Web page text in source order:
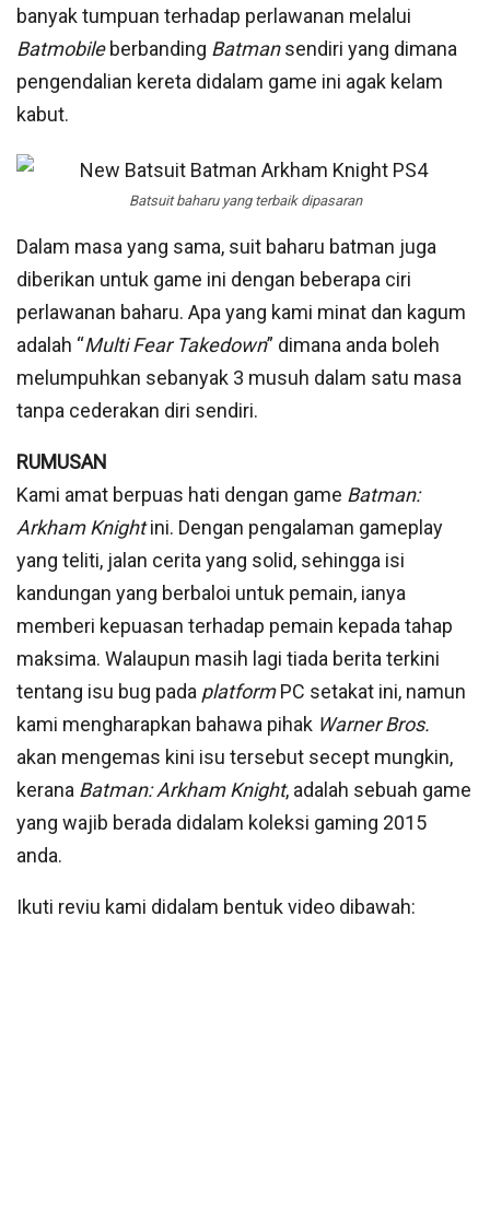
banyak tumpuan terhadap perlawanan melalui
Batmobileberbanding Batmansendiri yang dimana
pengendalian kereta didalam game ini agak kelam
kabut.
Batsuit baharu yang terbaik dipasaran
Dalam masa yang sama, suit baharu batman juga
diberikan untuk game ini dengan beberapa ciri
perlawanan baharu. Apa yang kami minat dan kagum
adalah “Multi Fear Takedown” dimana anda boleh
melumpuhkan sebanyak 3 musuh dalam satu masa
tanpa cederakan diri sendiri.
RUMUSAN
Kami amat berpuas hati dengan game Batman:
Arkham Knightini. Dengan pengalaman gameplay
yang teliti, jalan cerita yang solid, sehingga isi
kandungan yang berbaloi untuk pemain, ianya
memberi kepuasan terhadap pemain kepada tahap
maksima. Walaupun masih lagi tiada berita terkini
tentang isu bug pada platformPC setakat ini, namun
kami mengharapkan bahawa pihak Warner Bros.
akan mengemas kini isu tersebut secept mungkin,
kerana Batman: Arkham Knight, adalah sebuah game
yang wajib berada didalam koleksi gaming 2015
anda.
Ikuti reviu kami didalam bentuk video dibawah: